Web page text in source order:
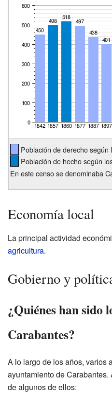
Población de derecho
Población de hecho según
En este censo se denominaba
Economía local
La principal actividad
agricultura.
Gobierno y
¿Quiénes han sido
Carabantes?
A lo largo de los años, varios
ayuntamiento de
de algunos de ellos: